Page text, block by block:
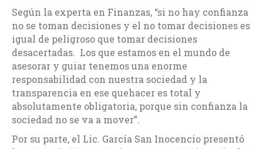
Según la experta en Finanzas, “si no hay confianza
no se toman decisiones y el no tomar decisiones es
igual de peligroso que tomar decisiones
desacertadas. Los que estamos en el mundo de
asesorar y guiar tenemos una enorme
responsabilidad con nuestra sociedad y la
transparencia en ese quehacer es total y
absolutamente obligatoria, porque sin confianza la
sociedad no se va a mover”.
Por su parte, el Lic. García San Inocencio presentó